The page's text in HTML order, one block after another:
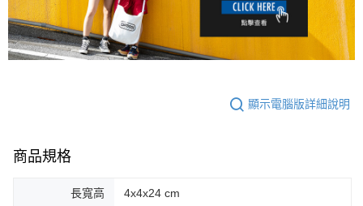
顯示電腦版詳細說明
商品規格
長寬高 4x4x24 cm